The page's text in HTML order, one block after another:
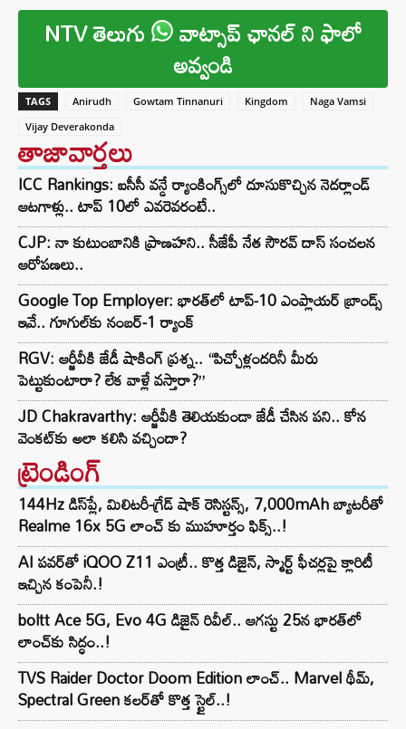
NTV తెలుగు వాట్సాప్ ఛానల్ ని ఫాలో
అవ్వండి
TAGS Anirudh Gowtam Tinnanuri Kingdom
Naga Vamsi
Vijay Deverakonda
తాజావార్తలు
ICC Rankings: ఐసీసీ వన్డే ర్యాంకింగ్స్‌లో దూసుకొచ్చిన నెదర్లాండ్
ఆటగాళ్లు.. టాప్ 10లో ఎవరెవరంటే..
CJP: నా కుటుంబానికి ప్రాణహని.. సీజేపీ నేత సౌరవ్ దాస్ సంచలన
ఆరోపణలు..
Google Top Employer: భారత్‌లో టాప్-10 ఎంప్లాయర్ బ్రాండ్స్
ఇవే.. గూగుల్‌కు నంబర్-1 ర్యాంక్
RGV: ఆర్జీవీకి జేడీ షాకింగ్ ప్రశ్న.. “పిచ్చోళ్లందరినీ మీరు
పెట్టుకుంటారా? లేక వాళ్లే వస్తారా?”
JD Chakravarthy: ఆర్జీవీకి తెలియకుండా జేడీ చేసిన పని.. కోన
వెంకట్‌కు అలా కలిసి వచ్చిందా?
ట్రెండింగ్‌
144Hz డిస్‌ప్లే, మిలిటరీ-గ్రేడ్ షాక్ రెసిస్టన్స్, 7,000mAh బ్యాటరీతో
Realme 16x 5G లాంచ్ కు ముహూర్తం ఫిక్స్..!
AI పవర్‌తో iQOO Z11 ఎంట్రీ.. కొత్త డిజైన్, స్మార్ట్ ఫీచర్లపై క్లారిటీ
ఇచ్చిన కంపెనీ.!
boltt Ace 5G, Evo 4G డిజైన్ రివీల్.. ఆగస్టు 25న భారత్‌లో
లాంచ్‌కు సిద్ధం..!
TVS Raider Doctor Doom Edition లాంచ్.. Marvel థీమ్,
Spectral Green కలర్‌తో కొత్త స్టైల్..!